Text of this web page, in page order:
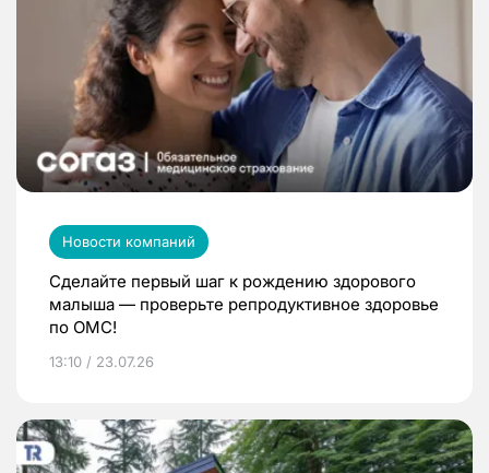
Новости компаний
Сделайте первый шаг к рождению здорового
малыша — проверьте репродуктивное здоровье
по ОМС!
13:10 / 23.07.26